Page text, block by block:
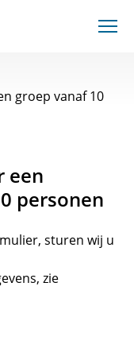
groep vanaf 10
een
personen
sturen wij u
zie